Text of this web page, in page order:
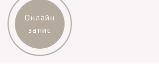
Онлайн
запис